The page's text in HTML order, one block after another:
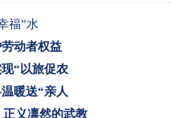
福”水
动者权益
“以旅促农
暖送“亲人
义凛然的武教